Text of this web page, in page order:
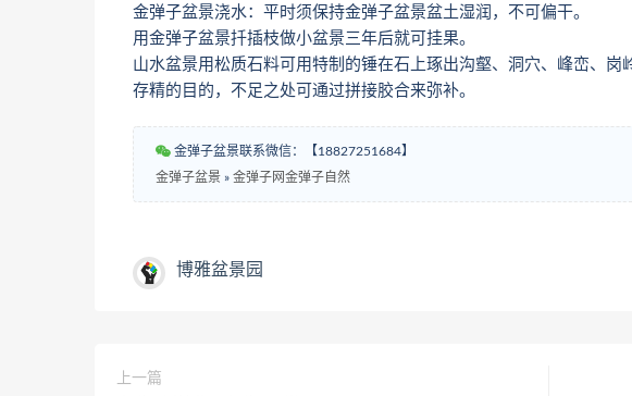
金弹子盆景浇水：平时须保持金弹子盆景盆土湿润，不可偏干。
用金弹子盆景扦插枝做小盆景三年后就可挂果。
山水盆景用松质石料可用特制的锤在石上琢出沟壑、洞穴、峰峦、
存精的目的，不足之处可通过拼接胶合来弥补。
金弹子盆景联系微信：【18827251684】
金弹子盆景 » 金弹子网金弹子自然
博雅盆景园
上一篇